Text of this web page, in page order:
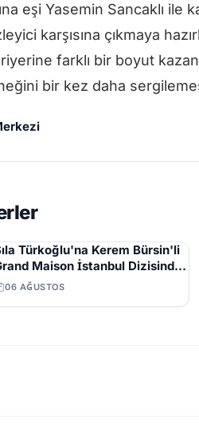
eşi Yasemin Sancaklı ile
karşısına çıkmaya
farklı bir boyut
bir kez daha
Türkoğlu'na Kerem Bürsin'li
Maison İstanbul Dizisinden
Teklifi
06 AĞUSTOS